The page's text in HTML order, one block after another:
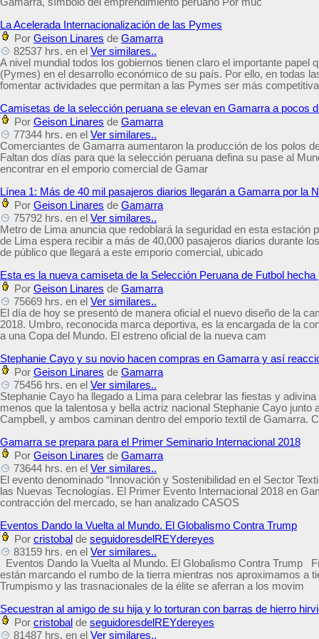
La Acelerada Internacionalización de las Pymes
Por Geison Linares de Gamarra
82537 hrs. en el Ver similares..
A nivel mundial todos los gobiernos tienen claro el importante
(Pymes) en el desarrollo económico de su país. Por ello, en todas
fomentar actividades que permitan a las Pymes ser más
Camisetas de la selección peruana se elevan en Gamarra a pocos
Por Geison Linares de Gamarra
77344 hrs. en el Ver similares..
Comerciantes de Gamarra aumentaron la producción de los polos
Faltan dos días para que la selección peruana defina su pase al
encontrar en el emporio comercial de Gamar
Línea 1: Más de 40 mil pasajeros diarios llegarán a Gamarra por la
Por Geison Linares de Gamarra
75792 hrs. en el Ver similares..
Metro de Lima anuncia que redoblará la seguridad en esta
de Lima espera recibir a más de 40,000 pasajeros diarios durante
de público que llegará a este emporio comercial, ubicado
Esta es la nueva camiseta de la Selección Peruana de Futbol
Por Geison Linares de Gamarra
75669 hrs. en el Ver similares..
El día de hoy se presentó de manera oficial el nuevo diseño de la
2018. Umbro, reconocida marca deportiva, es la encargada de la
a una Copa del Mundo. El estreno oficial de la nueva cam
Stephanie Cayo y su novio hacen compras en Gamarra y así
Por Geison Linares de Gamarra
75456 hrs. en el Ver similares..
Stephanie Cayo ha llegado a Lima para celebrar las fiestas y
menos que la talentosa y bella actriz nacional Stephanie Cayo
Campbell, y ambos caminan dentro del emporio textil de Gamarra.
Gamarra se prepara para el Primer Seminario Internacional 2018
Por Geison Linares de Gamarra
73644 hrs. en el Ver similares..
El evento denominado “Innovación y Sostenibilidad en el Sector
las Nuevas Tecnologías. El Primer Evento Internacional 2018 en
contracción del mercado, se han analizado CASOS
Eventos Dando la Vuelta al Mundo. El Globalismo Contra Trump
Por cristobal de seguidoresdelREYdereyes
83159 hrs. en el Ver similares..
Eventos Dando la Vuelta al Mundo. El Globalismo Contra Trump
están marcando el rumbo de la tierra mientras nos aproximamos a
Trumpismo y las trasnacionales de la élite se aferran a los movim
Secuestran al amigo de su hija y lo torturan con barras de hierro
Por cristobal de seguidoresdelREYdereyes
81487 hrs. en el Ver similares..